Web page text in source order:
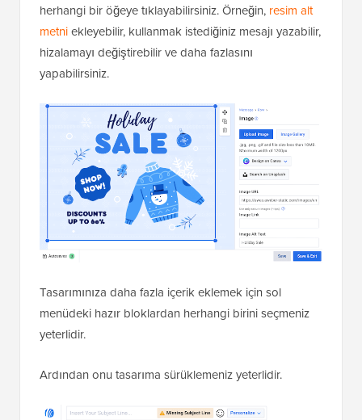
herhangi bir öğeye tıklayabilirsiniz. Örneğin, resim alt
metniekleyebilir, kullanmak istediğiniz mesajı yazabilir,
hizalamayı değiştirebilir ve daha fazlasını
yapabilirsiniz.
Tasarımınıza daha fazla içerik eklemek için sol
menüdeki hazır bloklardan herhangi birini seçmeniz
yeterlidir.
Ardından onu tasarıma sürüklemeniz yeterlidir.